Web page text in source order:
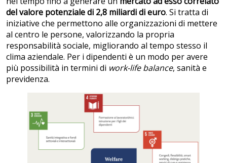
del valore potenziale di 2,8 miliardi di euro. Si tratta di
iniziative che permettono alle organizzazioni di mettere
al centro le persone, valorizzando la propria
responsabilità sociale, migliorando al tempo stesso il
clima aziendale. Per i dipendenti è un modo per avere
più possibilità in termini di work-life balance, sanità e
previdenza.